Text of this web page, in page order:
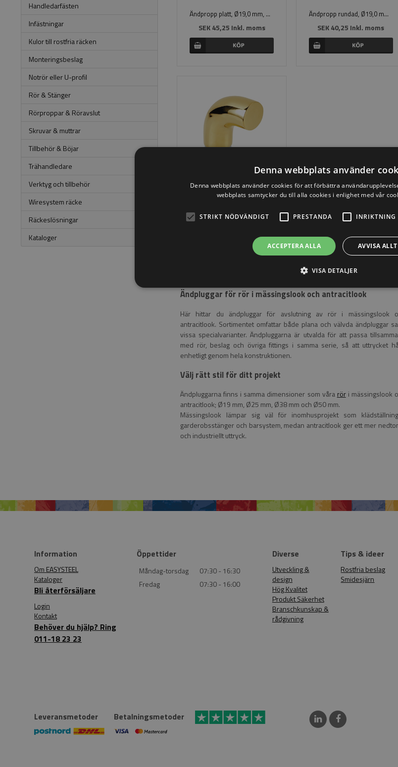
Handledarfästen
Infästningar
Kulor till rostfria räcken
Monteringsbeslag
Notrör eller U-profil
Rör & Stänger
Rörproppar & Röravslut
Skruvar & muttrar
Tillbehör & Böjar
Trähandledare
Verktyg och tillbehör
Wiresystem räcke
Räckeslösningar
Kataloger
Ändpropp platt, Ø19,0 mm, Mässing
SEK 45,25 Inkl. moms
Ändpropp rundad, Ø19,0 mm, Mässing
SEK 40,25 Inkl. moms
Ändpropp böjd, Ø38,1 mm, Mässing
SEK 545,00 Inkl. moms
Ändpluggar för rör i mässingslook och antracitlook
Här hittar du ändpluggar för avslutning av rör i mässingslook
antracitlook. Sortimentet omfattar både plana och välvda ändpluggar
vissa specialvarianter. Ändpluggarna är utvalda för att passa
med rör, beslag och övriga fittings i samma serie, så att uttrycket
enhetligt genom hela konstruktionen.
Välj rätt stil för ditt projekt
Ändpluggarna finns i samma dimensioner som våra röri mässingslook
antracitlook; Ø19 mm, Ø25 mm, Ø38 mm och Ø50 mm.
Mässingslook lämpar sig väl för inomhusprojekt som
garderobsstänger och barsystem, medan antracitlook ger ett mer
och industriellt uttryck.
Information
Om EASYSTEEL
Kataloger
Bli återförsäljare
Login
Kontakt
Behöver du hjälp? Ring
011-18 23 23
Öppettider
Måndag-torsdag
07:30 - 16:30
Fredag
07:30 - 16:00
Diverse
Utveckling &
design
Hög Kvalitet
Produkt Säkerhet
Branschkunskap &
rådgivning
Tips & ideer
Rostfria beslag
Smidesjärn
Leveransmetoder Betalningsmetoder
Denna webbplats använder
Denna webbplats använder cookies för att förbättra
webbplats samtycker du till alla cookies i enlighet med vår
STRIKT NÖDVÄNDIGT PRESTANDA INRIKTNING
ACCEPTERA ALLA AVVISA ALLT
VISA DETALJER